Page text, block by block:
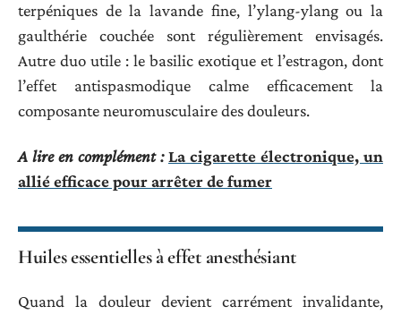
terpéniques de la lavande fine, l’ylang-ylang ou la
gaulthérie couchée sont régulièrement envisagés.
Autre duo utile : le basilic exotique et l’estragon, dont
l’effet antispasmodique calme efficacement la
composante neuromusculaire des douleurs.
A lire en complément : La cigarette électronique, un
allié efficace pour arrêter de fumer
Huiles essentielles à effet anesthésiant
Quand la douleur devient carrément invalidante,